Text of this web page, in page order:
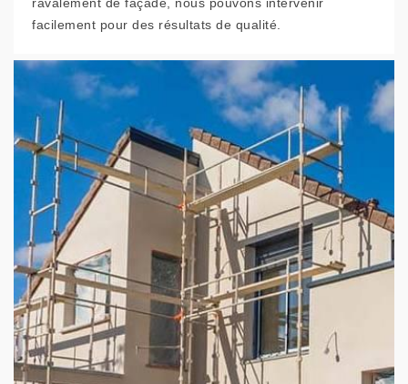
facilement pour des résultats de qualité.